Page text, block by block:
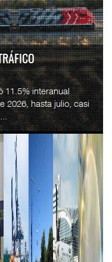
11.5% interanual
2026, hasta julio, casi